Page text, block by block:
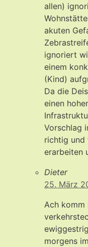
allen)
akuten
ignoriert
einem
(Kind)
Da die
einen
Vorschlag
richtig und
erarbeiten
Dieter
25. März
Ach komm
morgens